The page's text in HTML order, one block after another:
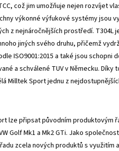
což jim umožňuje nejen
výkonné výfukové systémy jsou
z nejnáročnějších prostředí. T304L
jiných svého druhu, přičemž
ISO9001:2015 a také jsou
a schválené TUV v Německu.
Milltek Sport jednu z
lze připsat původním produktovým
Golf Mk1 a Mk2 GTi. Jako
zcela nových produktů s